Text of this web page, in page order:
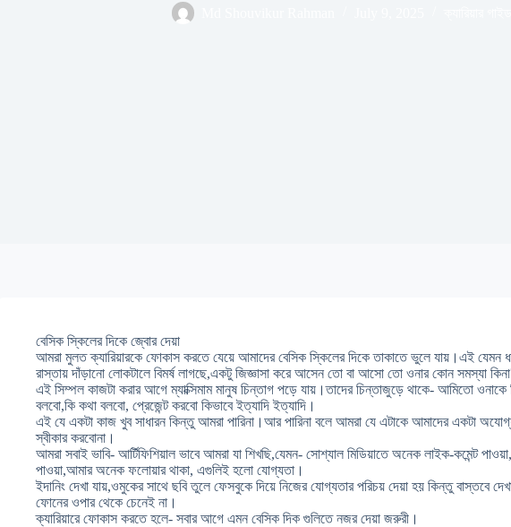
বেসিক স্কিলের দিকে জ্বোর দেয়া
আমরা মুলত ক্যারিয়ারকে ফোকাস করতে যেয়ে আমাদের বেসিক স্কিলের দিকে তাকাতে ভুলে যায়।এই
রাস্তায় দাঁড়ানো লোকটালে বিমর্ষ লাগছে,একটু জিজ্ঞাসা করে আসেন তো বা আসো তো ওনার কোন সমস্যা
এই সিম্পল কাজটা করার আগে ম্যাক্সিমাম মানুষ চিন্তাগ পড়ে যায়।তাদের চিন্তাজুড়ে থাকে- আমিতো ওনাকে
বলবো,কি কথা বলবো, প্রেজেন্ট করবো কিভাবে ইত্যাদি ইত্যাদি।
এই যে একটা কাজ খুব সাধারন কিন্তু আমরা পারিনা।আর পারিনা বলে আমরা যে এটাকে আমাদের একটা
স্বীকার করবোনা।
আমরা সবাই ভাবি- আর্টিফিশিয়াল ভাবে আমরা যা শিখছি,যেমন- সোশ্যাল মিডিয়াতে অনেক লাইক-কমেন্ট
পাওয়া,আমার অনেক ফলোয়ার থাকা, এগুলিই হলো যোগ্যতা।
ইদানিং দেখা যায়,ওমুকের সাথে ছবি তুলে ফেসবুকে দিয়ে নিজের যোগ্যতার পরিচয় দেয়া হয় কিন্তু বাস্তবে
ফোনের ওপার থেকে চেনেই না।
ক্যারিয়ারে ফোকাস করতে হলে- সবার আগে এমন বেসিক দিক গুলিতে নজর দেয়া জরুরী।